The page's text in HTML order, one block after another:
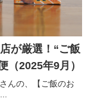
が厳選！“ご飯
（2025年9月）
んの、【ご飯のお